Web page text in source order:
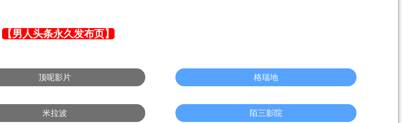
【男人头条永久发布页】
顶呢影片 格瑞地
米拉波 陌三影院